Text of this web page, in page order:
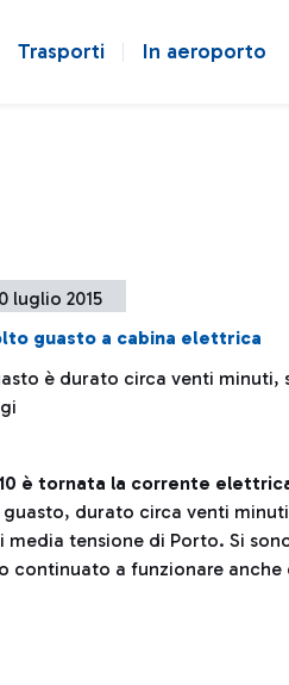
Trasporti In aeroporto
luglio 2015
guasto a cabina elettrica
è durato circa venti minuti,
è tornata la corrente
durato circa venti
tensione di Porto. Si
a funzionare anche